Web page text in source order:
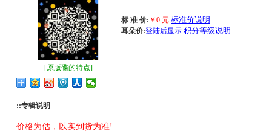
标 准 价: ￥ 0 元 标准价说明
耳朵价:登陆后显示 积分等级说明
[原版碟的特点]
::专辑说明
价格为估，以实到货为准!